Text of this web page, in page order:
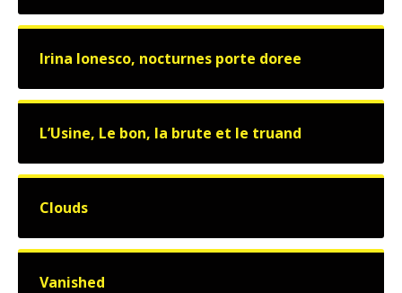
Irina Ionesco, nocturnes porte doree
L’Usine, Le bon, la brute et le truand
Clouds
Vanished